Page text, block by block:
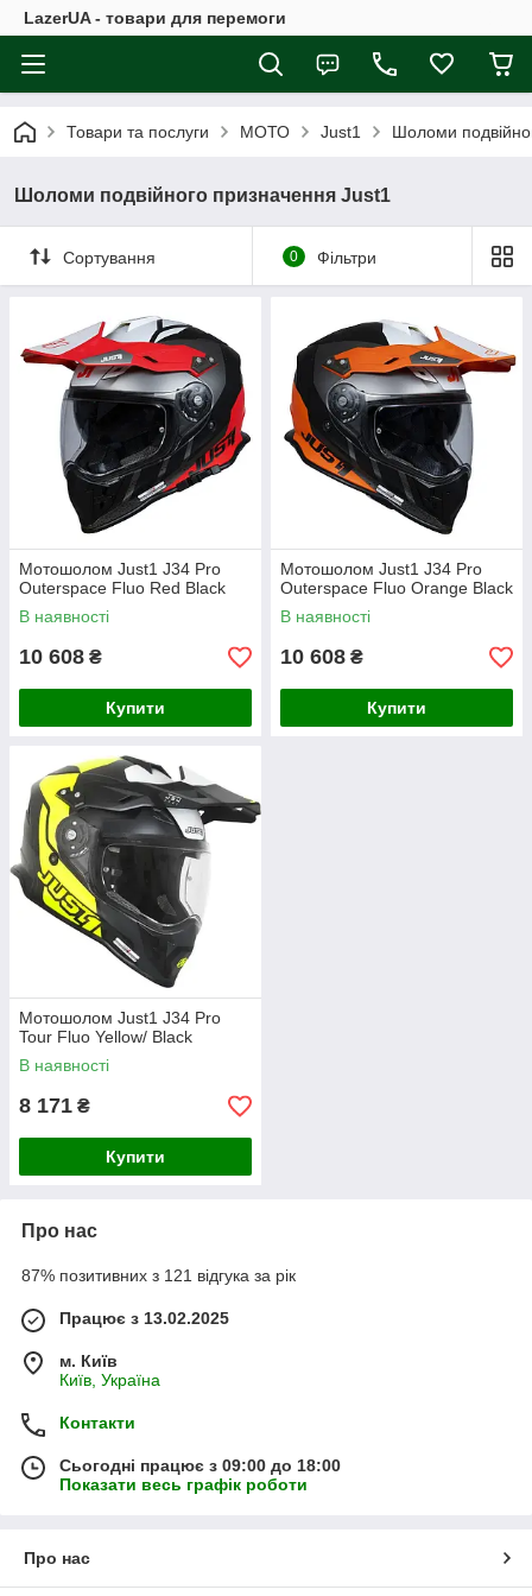
LazerUA - товари для перемоги
Товари та послуги МОТО Just1 Шоломи
Шоломи подвійного призначення Just1
Сортування 0 Фільтри
Мотошолом Just1 J34 Pro
Outerspace Fluo Red Black
В наявності
10 608 ₴
Купити
Мотошолом Just1 J34 Pro
Outerspace Fluo Orange Black
В наявності
10 608 ₴
Купити
Мотошолом Just1 J34 Pro
Tour Fluo Yellow/ Black
В наявності
8 171 ₴
Купити
Про нас
87% позитивних з 121 відгука за рік
Працює з 13.02.2025
м. Київ
Київ, Україна
Контакти
Сьогодні працює з 09:00 до 18:00
Показати весь графік роботи
Про нас